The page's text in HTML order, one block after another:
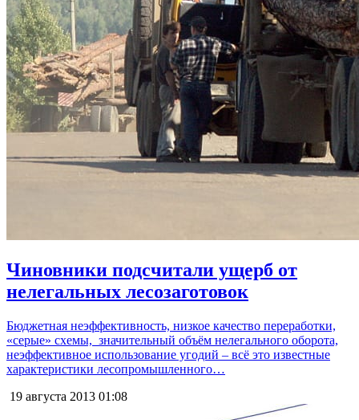
Чиновники подсчитали ущерб от
нелегальных лесозаготовок
Бюджетная неэффективность, низкое качество переработки,
«серые» схемы, значительный объём нелегального оборота,
неэффективное использование угодий – всё это известные
характеристики лесопромышленного…
19 августа 2013 01:08